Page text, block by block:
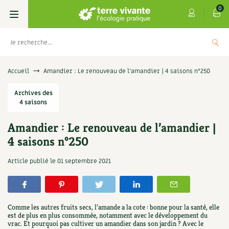
0
Livres
Permaculture, Jardin bio
Techniques de jardinage
Verger, arbres
Aménagement jardin
Les 4 saisons
Se réabonner
Offrir un abonnement
Les numéros
4 saisons
Graines, semences
Aromatiques
Florales
Cartes cadeau
Découvrir le Centre
Visiter en famille, entre amis
Jardin bio
Parole libre
Accueil Amandier : Le renouveau de l’amandier | 4 saisons n°250
Archives des
4 saisons
Amandier : Le renouveau de l’amandier |
4 saisons n°250
Article publié le 01 septembre 2021
Comme les autres fruits secs, l’amande a la cote : bonne pour la santé, elle
est de plus en plus consommée, notamment avec le développement du
vrac. Et pourquoi pas cultiver un amandier dans son jardin ? Avec le
AJOUTER
5,00